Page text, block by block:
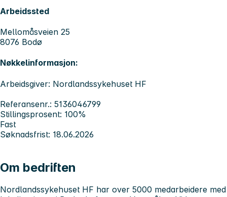
Arbeidssted
Mellomåsveien 25
8076 Bodø
Nøkkelinformasjon:
Arbeidsgiver: Nordlandssykehuset HF
Referansenr.: 5136046799
Stillingsprosent: 100%
Fast
Søknadsfrist: 18.06.2026
Om bedriften
Nordlandssykehuset HF har over 5000 medarbeidere med